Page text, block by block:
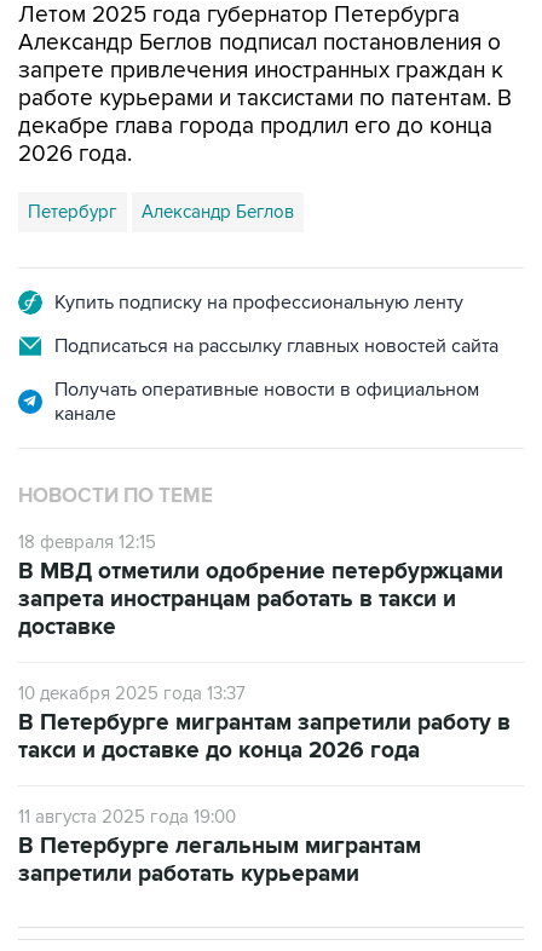
Летом 2025 года губернатор Петербурга
Александр Беглов подписал постановления о
запрете привлечения иностранных граждан к
работе курьерами и таксистами по патентам. В
декабре глава города продлил его до конца
2026 года.
Петербург Александр Беглов
Купить подписку на профессиональную ленту
Подписаться на рассылку главных новостей сайта
Получать оперативные новости в официальном
канале
НОВОСТИ ПО ТЕМЕ
18 февраля 12:15
В МВД отметили одобрение петербуржцами
запрета иностранцам работать в такси и
доставке
10 декабря 2025 года 13:37
В Петербурге мигрантам запретили работу в
такси и доставке до конца 2026 года
11 августа 2025 года 19:00
В Петербурге легальным мигрантам
запретили работать курьерами